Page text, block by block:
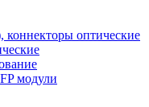
коннекторы оптические
модули